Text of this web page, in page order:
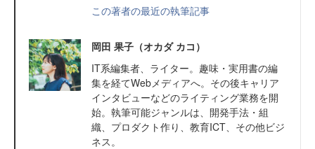
この著者の最近の執筆記事
岡田 果子（オカダ カコ）
IT系編集者、ライター。趣味・実用書の編
集を経てWebメディアへ。その後キャリア
インタビューなどのライティング業務を開
始。執筆可能ジャンルは、開発手法・組
織、プロダクト作り、教育ICT、その他ビジ
ネス。